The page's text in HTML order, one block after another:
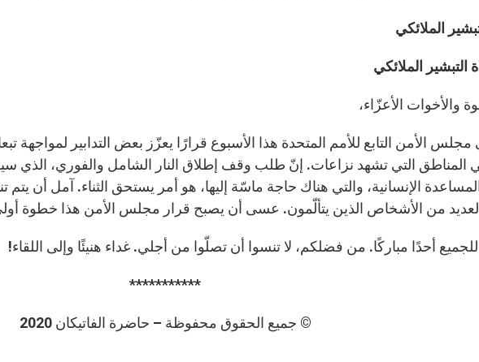
الملائكي
التبشير الملائكي
والأخوات الأعزّاء،
مجلس الأمن التابع للأمم المتحدة هذا الأسبوع قرارًا يعزّز بعض التدابير لمواجهة
المناطق التي تشهد نزاعات. إنّ طلب وقف إطلاق النار الشامل والفوري، الذي
الإنسانية، والتي هناك حاجة ماسّة إليها، هو أمر يستحق الثناء. آمل أن
من الأشخاص الذين يتألّمون. عسى أن يصبح قرار مجلس الأمن هذا خطوة
أحدًا مباركًا. من فضلكم، لا تنسوا أن تصلّوا من أجلي. غداء هنيئًا وإلى اللقاء!
***********
© جميع الحقوق محفوظة – حاضرة الفاتيكان 2020